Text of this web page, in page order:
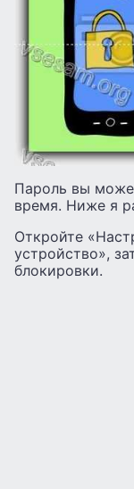
Пароль вы
время. Ниже я
Откройте
устройство»,
блокировки.